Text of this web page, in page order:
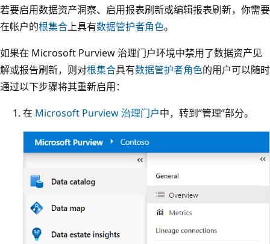
若要启用数据资产洞察、启用报表刷新或编辑报表刷新，你需要
在帐户的根集合上具有数据管护者角色。
如果在 Microsoft Purview 治理门户环境中禁用了数据资产见
解或报告刷新，则对根集合具有数据管护者角色的用户可以随时
通过以下步骤将其重新启用：
在 Microsoft Purview 治理门户中，转到“管理”部分。